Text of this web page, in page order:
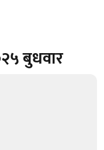
बुधवार